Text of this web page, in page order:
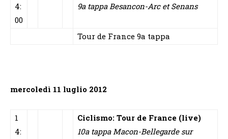
4:
00
9a tappa Besancon-Arc et Senans
Tour de France 9a tappa
mercoledì 11 luglio 2012
1
4:
Ciclismo: Tour de France (live)
10a tappa Macon-Bellegarde sur